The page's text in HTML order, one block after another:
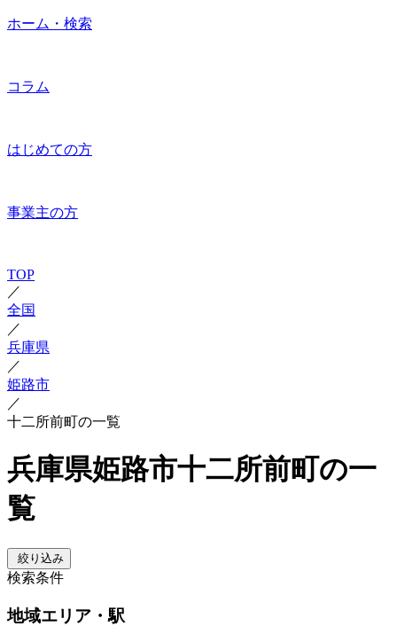
ホーム・検索
コラム
はじめての方
事業主の方
TOP
／
全国
／
兵庫県
／
姫路市
／
十二所前町の一覧
兵庫県姫路市十二所前町の一
覧
絞り込み
検索条件
地域エリア・駅